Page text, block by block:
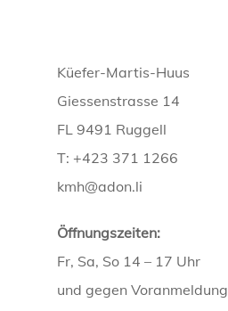
Küefer-Martis-Huus
Giessenstrasse 14
FL 9491 Ruggell
T: +423 371 1266
kmh@adon.li
Öffnungszeiten:
Fr, Sa, So 14 – 17 Uhr
und gegen Voranmeldung